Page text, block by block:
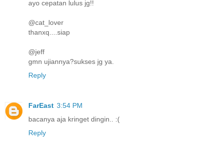
ayo cepatan lulus jg!!
@cat_lover
thanxq....siap
@jeff
gmn ujiannya?sukses jg ya.
Reply
FarEast 3:54 PM
bacanya aja kringet dingin.. :(
Reply